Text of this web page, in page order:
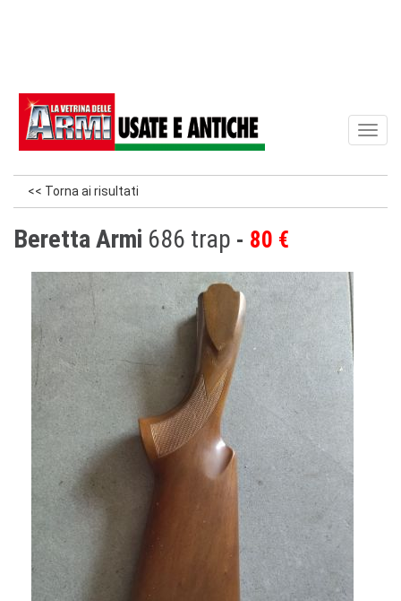
<< Torna ai risultati
Beretta Armi 686 trap 80 €